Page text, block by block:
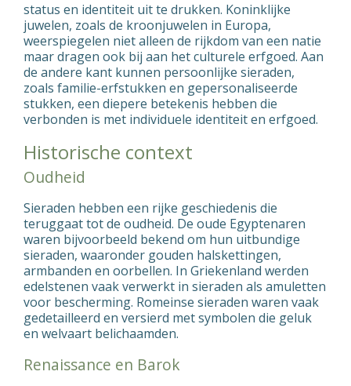
status en identiteit uit te drukken. Koninklijke
juwelen, zoals de kroonjuwelen in Europa,
weerspiegelen niet alleen de rijkdom van een natie
maar dragen ook bij aan het culturele erfgoed. Aan
de andere kant kunnen persoonlijke sieraden,
zoals familie-erfstukken en gepersonaliseerde
stukken, een diepere betekenis hebben die
verbonden is met individuele identiteit en erfgoed.
Historische context
Oudheid
Sieraden hebben een rijke geschiedenis die
teruggaat tot de oudheid. De oude Egyptenaren
waren bijvoorbeeld bekend om hun uitbundige
sieraden, waaronder gouden halskettingen,
armbanden en oorbellen. In Griekenland werden
edelstenen vaak verwerkt in sieraden als amuletten
voor bescherming. Romeinse sieraden waren vaak
gedetailleerd en versierd met symbolen die geluk
en welvaart belichaamden.
Renaissance en Barok